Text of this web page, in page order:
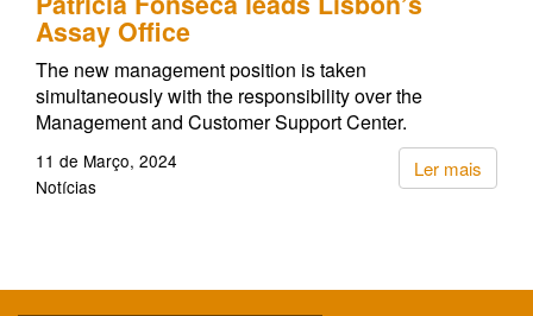
Assay Office
The new management position is taken
simultaneously with the responsibility over the
Management and Customer Support Center.
Ler mais
11 de Março, 2024
Notícias